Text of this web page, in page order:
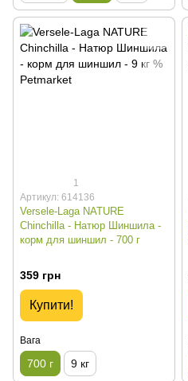
1
Артикул: 614136
Versele-Laga NATURE
Chinchilla - Натюр Шиншила -
корм для шиншил - 700 г
359 грн
Купити!
Вага
700 г 9 кг